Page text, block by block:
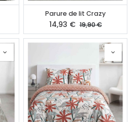
Parure de lit Crazy
14,93 € 19,90€